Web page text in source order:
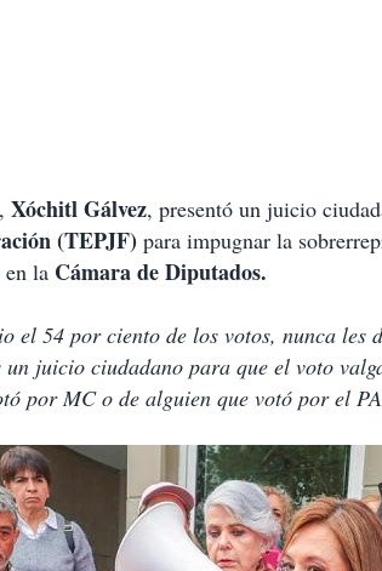
Xóchitl Gálvez, presentó un juicio
(TEPJF) para impugnar la
en la Cámara de Diputados.
el 54 por ciento de los votos, nunca
un juicio ciudadano para que el voto
por MC o de alguien que votó por el